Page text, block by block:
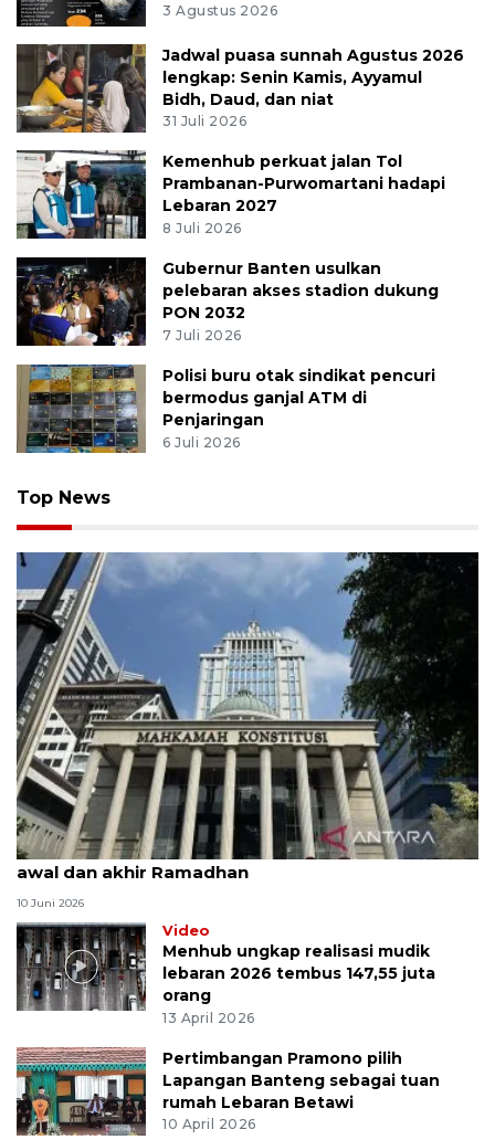
3 Agustus 2026
Jadwal puasa sunnah Agustus 2026
lengkap: Senin Kamis, Ayyamul
Bidh, Daud, dan niat
31 Juli 2026
Kemenhub perkuat jalan Tol
Prambanan-Purwomartani hadapi
Lebaran 2027
8 Juli 2026
Gubernur Banten usulkan
pelebaran akses stadion dukung
PON 2032
7 Juli 2026
Polisi buru otak sindikat pencuri
bermodus ganjal ATM di
Penjaringan
6 Juli 2026
Top News
MK uji materi UU Peradilan Agama perihal isbat
awal dan akhir Ramadhan
10 Juni 2026
Video
Menhub ungkap realisasi mudik
lebaran 2026 tembus 147,55 juta
orang
13 April 2026
Pertimbangan Pramono pilih
Lapangan Banteng sebagai tuan
rumah Lebaran Betawi
10 April 2026